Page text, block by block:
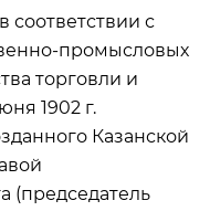
соответствии с
промысловых
торговли и
1902 г.
Казанской
(председатель